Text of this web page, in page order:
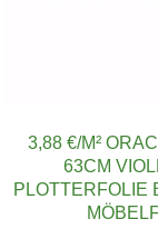
3,88 €/M²
63CM
PLOTTERFOLIE